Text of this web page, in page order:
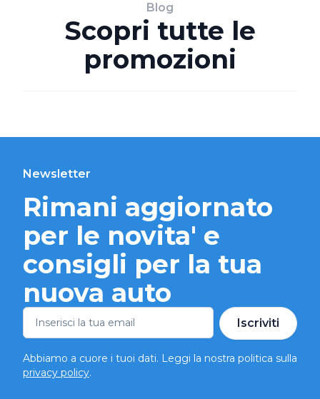
Blog
Scopri tutte le
promozioni
Newsletter
Rimani aggiornato
per le novita' e
consigli per la tua
nuova auto
Iscriviti
Abbiamo a cuore i tuoi dati. Leggi la nostra politica sulla
privacy policy.